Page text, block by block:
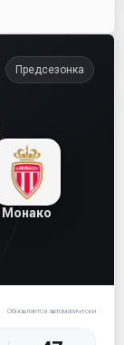
Предсезонка
Монако
Обновляется автоматически